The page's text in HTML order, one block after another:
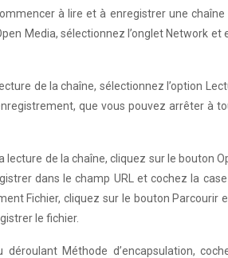
à lire et à enregistrer une
Media, sélectionnez l’onglet Network et
de la chaîne, sélectionnez l’option
que vous pouvez arrêter à
de la chaîne, cliquez sur le bouton
dans le champ URL et cochez la
Fichier, cliquez sur le bouton Parcourir
le fichier.
déroulant Méthode d’encapsulation,